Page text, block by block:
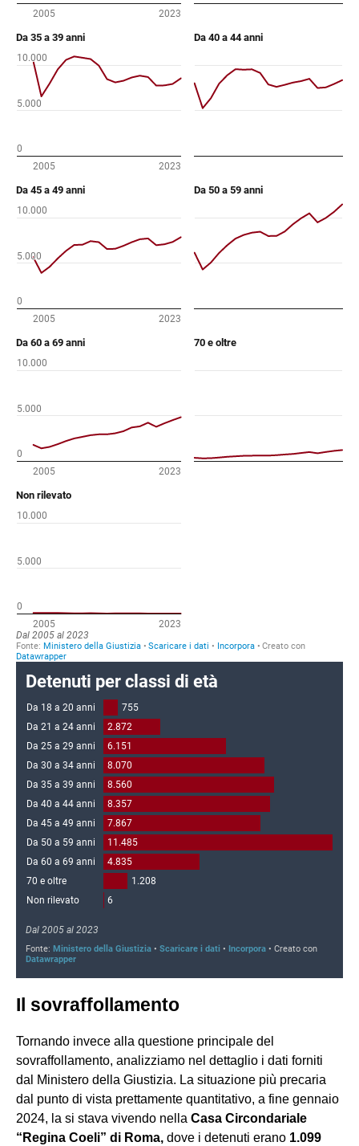
Il sovraffollamento
Tornando invece alla questione principale del
sovraffollamento, analizziamo nel dettaglio i dati forniti
dal Ministero della Giustizia. La situazione più precaria
dal punto di vista prettamente quantitativo, a fine gennaio
2024, la si stava vivendo nella Casa Circondariale
“Regina Coeli” di Roma, dove i detenuti erano 1.099